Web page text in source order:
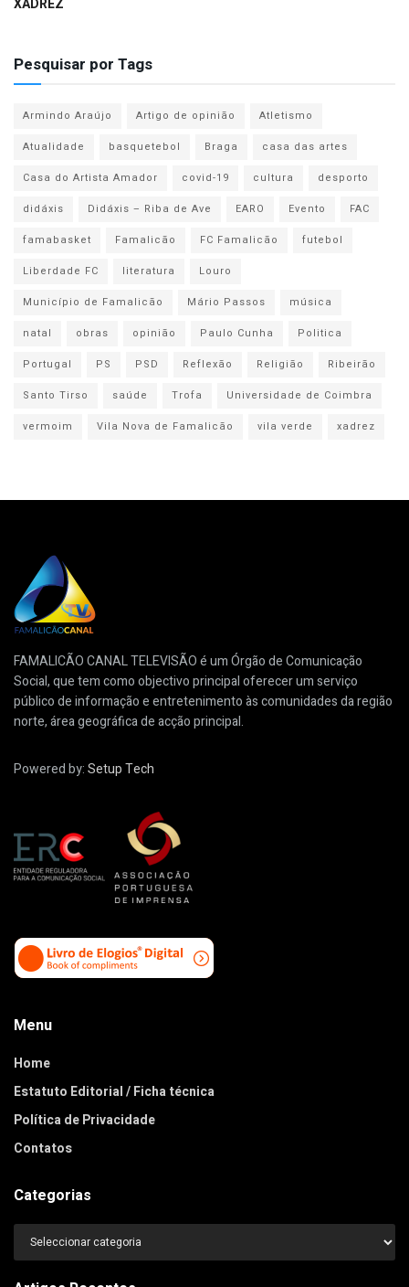
XADREZ
Pesquisar por Tags
Armindo Araújo Artigo de opinião
Atletismo
Atualidade
basquetebol Braga
casa das artes
Casa do Artista Amador
covid-19 cultura
desporto
didáxis
Didáxis – Riba de Ave EARO Evento
FAC
famabasket
Famalicão FC Famalicão
futebol
Liberdade FC
literatura
Louro
Município de Famalicão
Mário Passos
música
natal
obras opinião Paulo Cunha
Politica
Portugal
PS PSD Reflexão Religião
Ribeirão
Santo Tirso
saúde Trofa
Universidade de Coimbra
vermoim
Vila Nova de Famalicão vila verde xadrez
FAMALICÃO CANAL TELEVISÃO é um Órgão de Comunicação
Social, que tem como objectivo principal oferecer um serviço
público de informação e entretenimento às comunidades da região
norte, área geográfica de acção principal.
Powered by:Setup Tech
Menu
Home
Estatuto Editorial / Ficha técnica
Política de Privacidade
Contatos
Categorias
Categorias